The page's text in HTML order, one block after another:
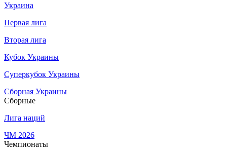
Украина
Первая лига
Вторая лига
Кубок Украины
Суперкубок Украины
Сборная Украины
Сборные
Лига наций
ЧМ 2026
Чемпионаты